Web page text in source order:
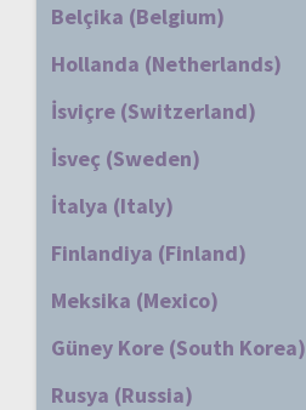
Belçika (Belgium)
Hollanda (Netherlands)
İsviçre (Switzerland)
İsveç (Sweden)
İtalya (Italy)
Finlandiya (Finland)
Meksika (Mexico)
Güney Kore (South Korea)
Rusya (Russia)